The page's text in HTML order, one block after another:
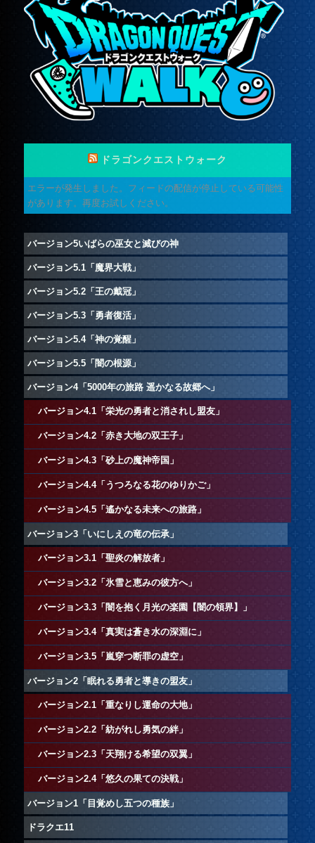
ドラゴンクエストウォーク
エラーが発生しました。フィードの配信が停止している可能性
があります。再度お試しください。
バージョン5いばらの巫女と滅びの神
バージョン5.1「魔界大戦」
バージョン5.2「王の戴冠」
バージョン5.3「勇者復活」
バージョン5.4「神の覚醒」
バージョン5.5「闇の根源」
バージョン4「5000年の旅路 遥かなる故郷へ」
バージョン4.1「栄光の勇者と消されし盟友」
バージョン4.2「赤き大地の双王子」
バージョン4.3「砂上の魔神帝国」
バージョン4.4「うつろなる花のゆりかご」
バージョン4.5「遙かなる未来への旅路」
バージョン3「いにしえの竜の伝承」
バージョン3.1「聖炎の解放者」
バージョン3.2「氷雪と恵みの彼方へ」
バージョン3.3「闇を抱く月光の楽園【闇の領界】」
バージョン3.4「真実は蒼き水の深淵に」
バージョン3.5「嵐穿つ断罪の虚空」
バージョン2「眠れる勇者と導きの盟友」
バージョン2.1「重なりし運命の大地」
バージョン2.2「紡がれし勇気の絆」
バージョン2.3「天翔ける希望の双翼」
バージョン2.4「悠久の果ての決戦」
バージョン1「目覚めし五つの種族」
ドラクエ11